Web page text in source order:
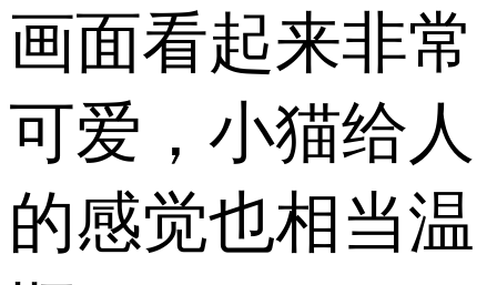
画面看起来非常
可爱，小猫给人
的感觉也相当温